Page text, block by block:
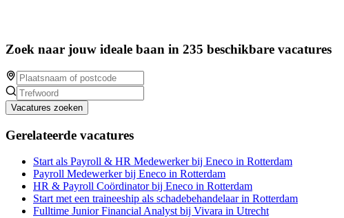
Zoek naar jouw ideale baan in 235 beschikbare vacatures
Vacatures zoeken
Gerelateerde vacatures
Start als Payroll & HR Medewerker bij Eneco in Rotterdam
Payroll Medewerker bij Eneco in Rotterdam
HR & Payroll Coördinator bij Eneco in Rotterdam
Start met een traineeship als schadebehandelaar in Rotterdam
Fulltime Junior Financial Analyst bij Vivara in Utrecht